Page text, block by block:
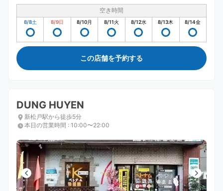
空き時間
8/8土 8/9日 8/10月 8/11火 8/12水 8/13木 8/14金
この店舗を予約する
DUNG HUYEN
新松戸駅から徒歩5分
本日の営業時間 : 10:00〜22:00